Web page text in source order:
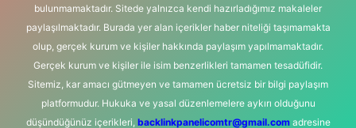
bulunmamaktadır. Sitede yalnızca kendi hazırladığımız makaleler
paylaşılmaktadır. Burada yer alan içerikler haber niteliği taşımamakta
olup, gerçek kurum ve kişiler hakkında paylaşım yapılmamaktadır.
Gerçek kurum ve kişiler ile isim benzerlikleri tamamen tesadüfidir.
Sitemiz, kar amacı gütmeyen ve tamamen ücretsiz bir bilgi paylaşım
platformudur. Hukuka ve yasal düzenlemelere aykırı olduğunu
düşündüğünüz içerikleri, backlinkpanelicomtr@gmail.comadresine